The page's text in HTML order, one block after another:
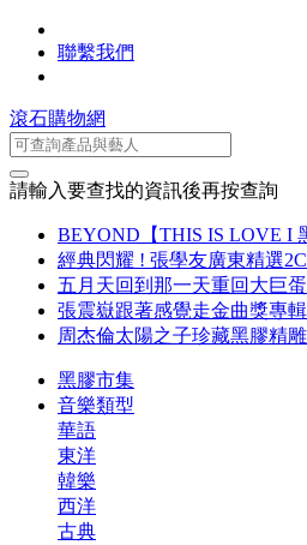
聯繫我們
滾石購物網
請輸入要查找的資訊後再按查詢
BEYOND【THIS IS LOVE I
經典閃耀 ! 張學友廣東精選
五月天回到那一天重回大巨
張震嶽跟著感覺走金曲獎專
周杰倫太陽之子珍藏黑膠精雕
黑膠市集
音樂類型
華語
東洋
韓樂
西洋
古典